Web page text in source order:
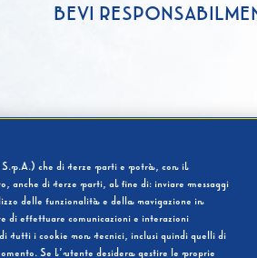
BEVI
S.p.A.) che di terze parti e potrà, con il
anche di terze parti, al fine di: inviare messaggi
delle funzionalità e della navigazione in
effettuare comunicazioni e interazioni
tutti i cookie non tecnici, inclusi quindi quelli di
Se l’utente desidera gestire le proprie